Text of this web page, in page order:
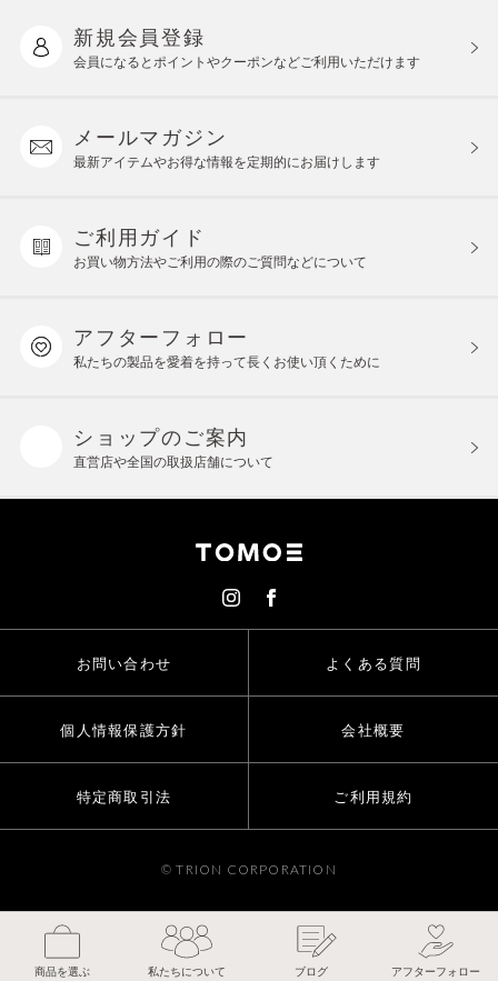
色を選んでカートに入れる
新規会員登録
会員になるとポイントやクーポンなどご利用いただけます
メールマガジン
最新アイテムやお得な情報を定期的にお届けします
ご利用ガイド
お買い物方法やご利用の際のご質問などについて
アフターフォロー
私たちの製品を愛着を持って長くお使い頂くために
ショップのご案内
直営店や全国の取扱店舗について
お問い合わせ よくある質問
個人情報保護方針 会社概要
特定商取引法 ご利用規約
© TRION CORPORATION
商品を選ぶ 私たちについて ブログ アフターフォロー